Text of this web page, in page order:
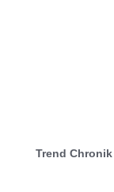
Trend Chronik